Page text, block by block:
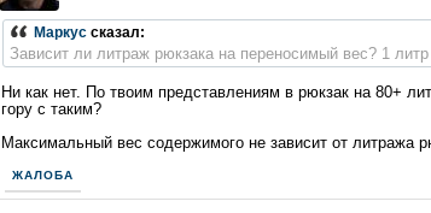
Маркус сказал:
Зависит ли литраж рюкзака на переносимый вес? 1
Ни как нет. По твоим представлениям в рюкзак на 80+
гору с таким?
Максимальный вес содержимого не зависит от литража
ЖАЛОБА